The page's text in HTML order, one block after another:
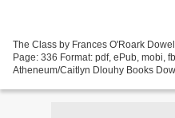
The Class by Frances O'Roark
Page: 336 Format: pdf, ePub, mobi,
Atheneum/Caitlyn Dlouhy Books